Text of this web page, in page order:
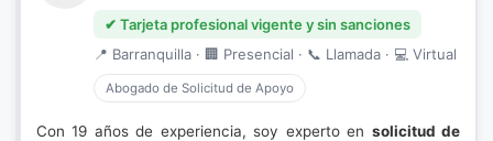
✔ Tarjeta profesional vigente y sin sanciones
📍 Barranquilla · 🏢 Presencial · 📞 Llamada · 💻 Virtual
Abogado de Solicitud de Apoyo
Con 19 años de experiencia, soy experto en solicitud de